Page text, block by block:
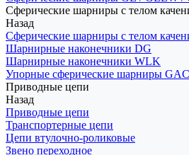
Сферические шарниры с телом
Назад
Сферические шарниры с телом
Шарнирные наконечники DG
Шарнирные наконечники WLK
Упорные сферические шарниры
Приводные цепи
Назад
Приводные цепи
Транспортерные цепи
Цепи втулочно-роликовые
Звено переходное